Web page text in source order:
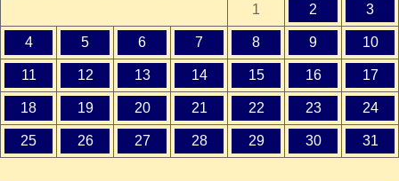
1 2 3
4 5 6 7 8 9 10
11 12 13 14 15 16 17
18 19 20 21 22 23 24
25 26 27 28 29 30 31